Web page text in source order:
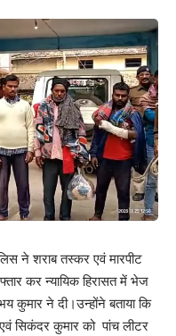
ने शराब तस्कर एवं मारपीट
कर न्यायिक हिरासत में भेज
कुमार ने दी।उन्होंने बताया कि
सिकंदर कुमार को पांच लीटर